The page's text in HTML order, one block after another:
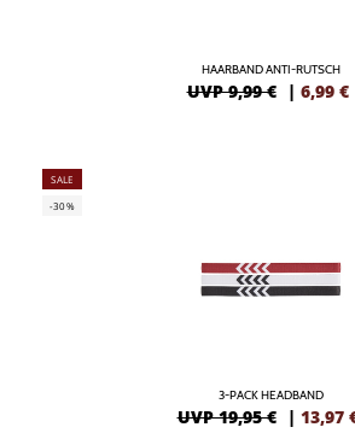
HAARBAND ANTI-RUTSCH
UVP 9,99 € | 6,99 €
SALE
-30%
3-PACK HEADBAND
UVP 19,95 € | 13,97